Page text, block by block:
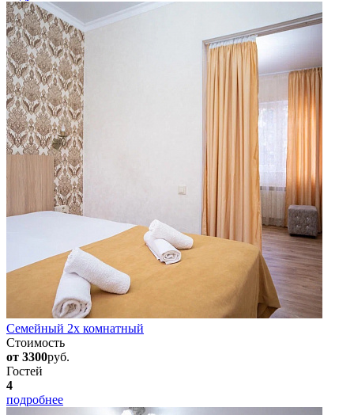
Семейный 2х комнатный
Стоимость
от 3300руб.
Гостей
4
подробнее